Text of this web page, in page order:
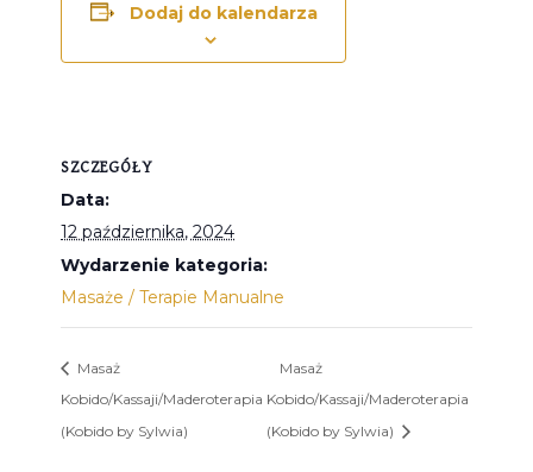
Dodaj do kalendarza
SZCZEGÓŁY
Data:
12 października, 2024
Wydarzenie kategoria:
Masaże / Terapie Manualne
Masaż
Kobido/Kassaji/Maderoterapia
(Kobido by Sylwia)
Masaż
Kobido/Kassaji/Maderoterapia
(Kobido by Sylwia)